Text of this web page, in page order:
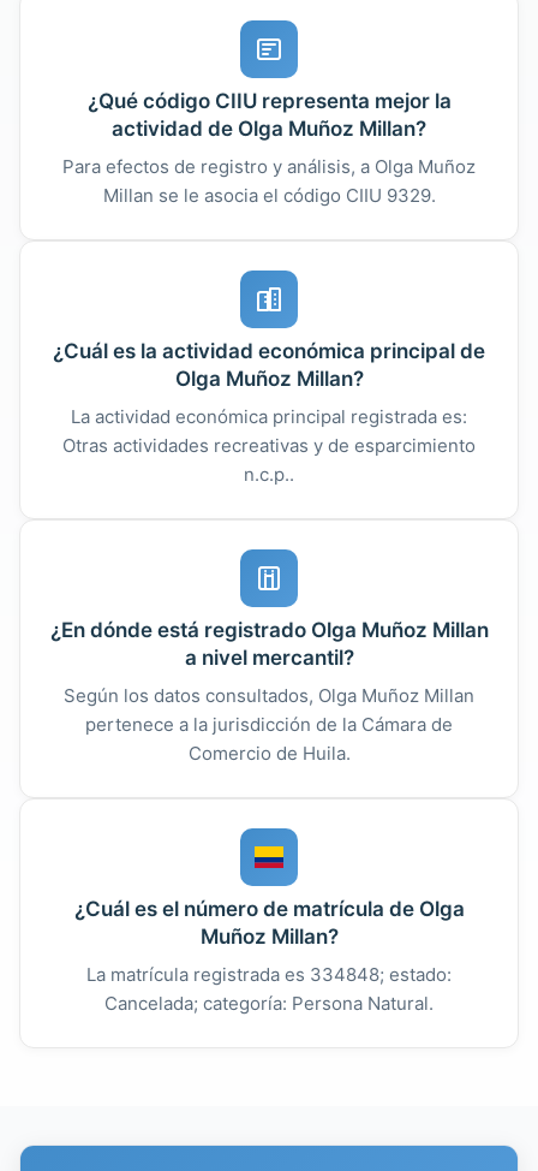
¿Qué código CIIU representa mejor la
actividad de Olga Muñoz Millan?
Para efectos de registro y análisis, a Olga Muñoz
Millan se le asocia el código CIIU 9329.
¿Cuál es la actividad económica principal de
Olga Muñoz Millan?
La actividad económica principal registrada es:
Otras actividades recreativas y de esparcimiento
n.c.p..
¿En dónde está registrado Olga Muñoz Millan
a nivel mercantil?
Según los datos consultados, Olga Muñoz Millan
pertenece a la jurisdicción de la Cámara de
Comercio de Huila.
¿Cuál es el número de matrícula de Olga
Muñoz Millan?
La matrícula registrada es 334848; estado:
Cancelada; categoría: Persona Natural.